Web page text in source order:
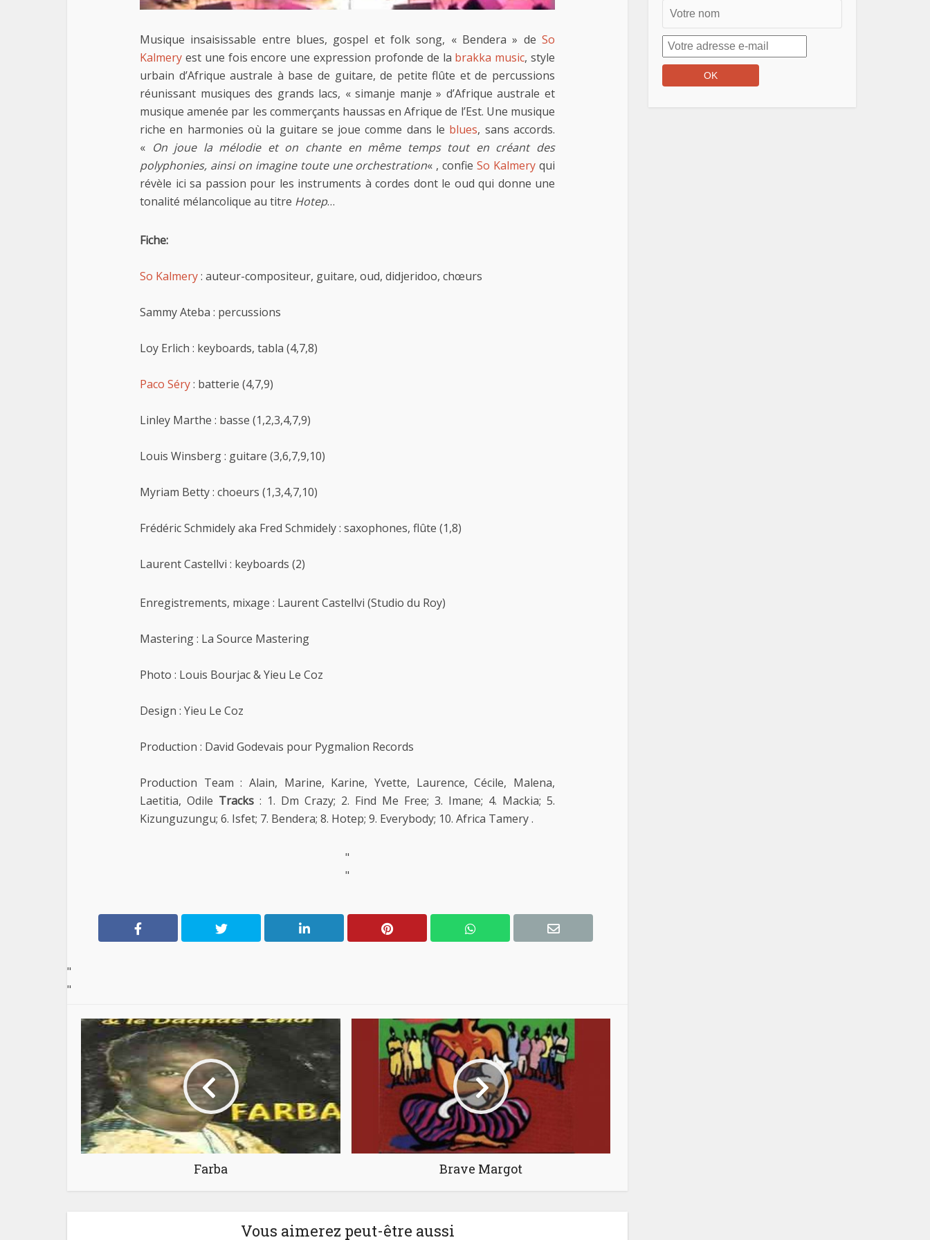
Musique insaisissable entre blues, gospel et folk song, « Bendera » de So
Kalmery est une fois encore une expression profonde de la brakka music, style
urbain d’Afrique australe à base de guitare, de petite flûte et de percussions
réunissant musiques des grands lacs, « simanje manje » d’Afrique australe et
musique amenée par les commerçants haussas en Afrique de l’Est. Une musique
riche en harmonies où la guitare se joue comme dans le blues, sans accords.
« On joue la mélodie et on chante en même temps tout en créant des
polyphonies, ainsi on imagine toute une orchestration« , confieSo Kalmery qui
révèle ici sa passion pour les instruments à cordes dont le oud qui donne une
tonalité mélancolique au titre Hotep…
Fiche:
So Kalmery: auteur-compositeur, guitare, oud, didjeridoo, chœurs
Sammy Ateba : percussions
Loy Erlich : keyboards, tabla (4,7,8)
Paco Séry: batterie (4,7,9)
Linley Marthe : basse (1,2,3,4,7,9)
Louis Winsberg : guitare (3,6,7,9,10)
Myriam Betty : choeurs (1,3,4,7,10)
Frédéric Schmidely aka Fred Schmidely : saxophones, flûte (1,8)
Laurent Castellvi : keyboards (2)
Enregistrements, mixage : Laurent Castellvi (Studio du Roy)
Mastering : La Source Mastering
Photo : Louis Bourjac & Yieu Le Coz
Design : Yieu Le Coz
Production : David Godevais pour Pygmalion Records
Production Team : Alain, Marine, Karine, Yvette, Laurence, Cécile, Malena,
Laetitia, Odile Tracks : 1. Dm Crazy; 2. Find Me Free; 3. Imane; 4. Mackia; 5.
Kizunguzungu; 6. Isfet; 7. Bendera; 8. Hotep; 9. Everybody; 10. Africa Tamery .
"
"
"
"
Farba Brave Margot
Vous aimerez peut-être aussi